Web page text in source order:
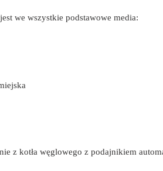
we wszystkie podstawowe media:
z kotła węglowego z podajnikiem